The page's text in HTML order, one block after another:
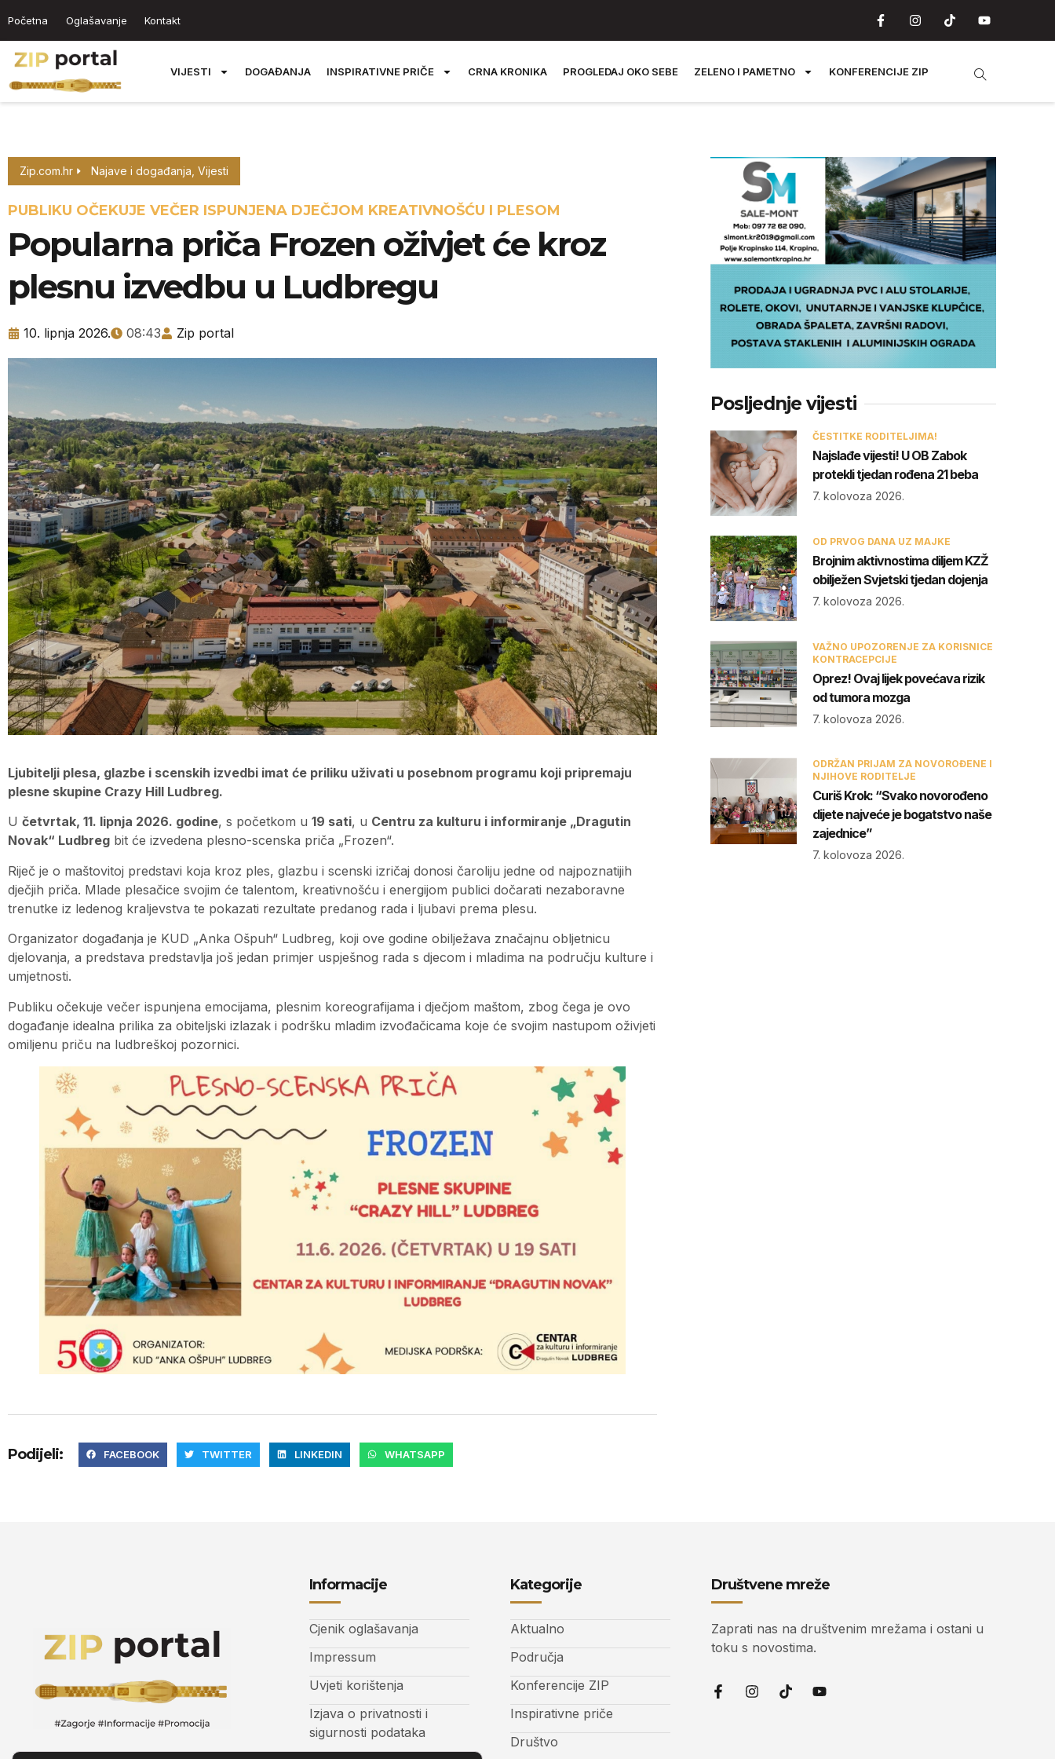
Početna Oglašavanje Kontakt
VIJESTI DOGAĐANJA INSPIRATIVNE PRIČE CRNA KRONIKA PROGLEDAJ OKO SEBE ZELENO I PAMETNO KONFERENCIJE ZIP
Zip.com.hr Najave i događanja Vijesti
PUBLIKU OČEKUJE VEČER ISPUNJENA DJEČJOM KREATIVNOŠĆU I PLESOM
Popularna priča Frozen oživjet će kroz
plesnu izvedbu u Ludbregu
10. lipnja 2026. 08:43 Zip portal
Ljubitelji plesa, glazbe i scenskih izvedbi imat će priliku uživati u posebnom programu koji pripremaju
plesne skupine Crazy Hill Ludbreg.
U četvrtak, 11. lipnja 2026. godine, s početkom u 19 sati, u Centru za kulturu i informiranje „Dragutin
Novak“ Ludbreg bit će izvedena plesno-scenska priča „Frozen“.
Riječ je o maštovitoj predstavi koja kroz ples, glazbu i scenski izričaj donosi čaroliju jedne od najpoznatijih
dječjih priča. Mlade plesačice svojim će talentom, kreativnošću i energijom publici dočarati nezaboravne
trenutke iz ledenog kraljevstva te pokazati rezultate predanog rada i ljubavi prema plesu.
Organizator događanja je KUD „Anka Ošpuh“ Ludbreg, koji ove godine obilježava značajnu obljetnicu
djelovanja, a predstava predstavlja još jedan primjer uspješnog rada s djecom i mladima na području kulture i
umjetnosti.
Publiku očekuje večer ispunjena emocijama, plesnim koreografijama i dječjom maštom, zbog čega je ovo
događanje idealna prilika za obiteljski izlazak i podršku mladim izvođačicama koje će svojim nastupom oživjeti
omiljenu priču na ludbreškoj pozornici.
Podijeli: FACEBOOK TWITTER LINKEDIN WHATSAPP
Posljednje vijesti
ČESTITKE RODITELJIMA!
Najslađe vijesti! U OB Zabok
protekli tjedan rođena 21 beba
7. kolovoza 2026.
OD PRVOG DANA UZ MAJKE
Brojnim aktivnostima diljem KZŽ
obilježen Svjetski tjedan dojenja
7. kolovoza 2026.
VAŽNO UPOZORENJE ZA KORISNICE
KONTRACEPCIJE
Oprez! Ovaj lijek povećava rizik
od tumora mozga
7. kolovoza 2026.
ODRŽAN PRIJAM ZA NOVOROĐENE I
NJIHOVE RODITELJE
Curiš Krok: “Svako novorođeno
dijete najveće je bogatstvo naše
zajednice”
7. kolovoza 2026.
Informacije
Cjenik oglašavanja
Impressum
Uvjeti korištenja
Izjava o privatnosti i
sigurnosti podataka
Kategorije
Aktualno
Područja
Konferencije ZIP
Inspirativne priče
Društvo
Društvene mreže
Zaprati nas na društvenim mrežama i ostani u
toku s novostima.